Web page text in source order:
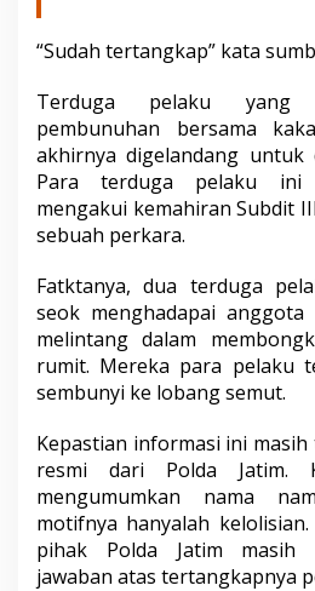
a
i
w
i
A
s
r
o
o
l
i
g
g
o
“Sudah tertangkap” kata
Terduga pelaku yang
pembunuhan bersama
akhirnya digelandang untuk
Para terduga pelaku ini
mengakui kemahiran Subdit
sebuah perkara.
Fatktanya, dua terduga
seok menghadapai
melintang dalam
rumit. Mereka para pelaku
sembunyi ke lobang semut.
Kepastian informasi ini
resmi dari Polda Jatim.
mengumumkan nama
motifnya hanyalah
pihak Polda Jatim masih
jawaban atas tertangkapnya